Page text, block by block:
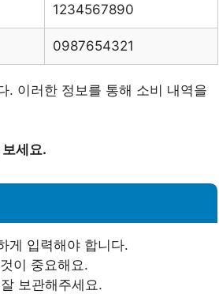
1234567890
0987654321
. 이러한 정보를 통해 소비 내역을
세요.
게 입력해야 합니다.
이 중요해요.
보관해주세요.